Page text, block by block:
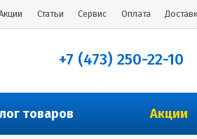
Статьи Сервис Оплата
+7 (473) 250-22-10
товаров Акции